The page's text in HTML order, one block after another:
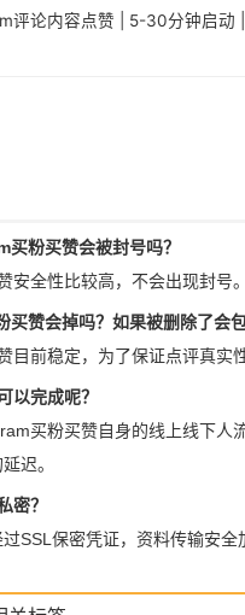
评论内容点赞 | 5-30分钟启动
粉买赞会被封号吗？
安全性比较高，不会出现封号
赞会掉吗？如果被删除了会包
目前稳定，为了保证点评真实
以完成呢？
买粉买赞自身的线上线下人
迟。
密？
SSL保密凭证，资料传输安